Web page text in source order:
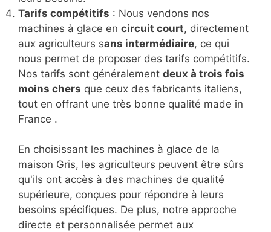
Tarifs compétitifs : Nous vendons nos
machines à glace en circuit court, directement
aux agriculteurs sans intermédiaire, ce qui
nous permet de proposer des tarifs compétitifs.
Nos tarifs sont généralement deux à trois fois
moins chers que ceux des fabricants italiens,
tout en offrant une très bonne qualité made in
France .
En choisissant les machines à glace de la
maison Gris, les agriculteurs peuvent être sûrs
qu'ils ont accès à des machines de qualité
supérieure, conçues pour répondre à leurs
besoins spécifiques. De plus, notre approche
directe et personnalisée permet aux